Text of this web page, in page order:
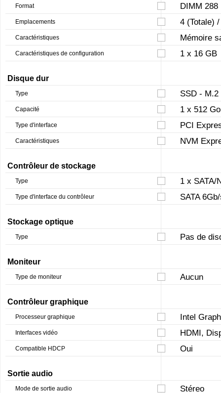
Format DIMM 288
Emplacements 4 (Totale)
Caractéristiques Mémoire
Caractéristiques de configuration 1 x 16 GB
Disque dur
Type SSD - M.2
Capacité 1 x 512 Go
Type d'interface PCI
Caractéristiques NVM
Contrôleur de stockage
Type 1 x SATA/
Type d'interface du contrôleur SATA
Stockage optique
Type Pas de
Moniteur
Type de moniteur Aucun
Contrôleur graphique
Processeur graphique Intel
Interfaces vidéo HDMI,
Compatible HDCP Oui
Sortie audio
Mode de sortie audio Stéreo